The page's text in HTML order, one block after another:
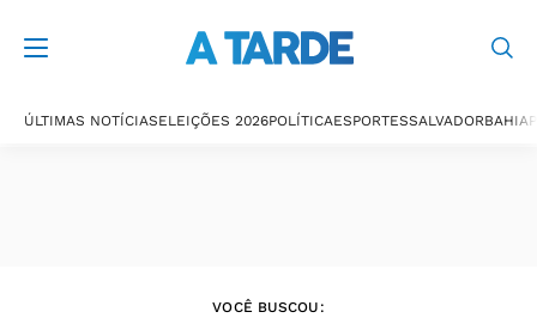
ÚLTIMAS NOTÍCIASELEIÇÕES 2026POLÍTICAESPORTESSALVADORBAHIA
VOCÊ BUSCOU: